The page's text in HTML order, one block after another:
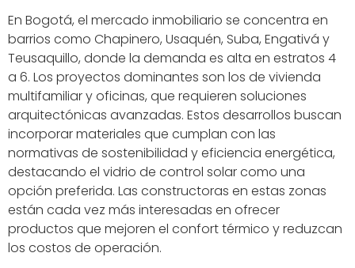
En Bogotá, el mercado inmobiliario se concentra en
barrios como Chapinero, Usaquén, Suba, Engativá y
Teusaquillo, donde la demanda es alta en estratos 4
a 6. Los proyectos dominantes son los de vivienda
multifamiliar y oficinas, que requieren soluciones
arquitectónicas avanzadas. Estos desarrollos buscan
incorporar materiales que cumplan con las
normativas de sostenibilidad y eficiencia energética,
destacando el vidrio de control solar como una
opción preferida. Las constructoras en estas zonas
están cada vez más interesadas en ofrecer
productos que mejoren el confort térmico y reduzcan
los costos de operación.